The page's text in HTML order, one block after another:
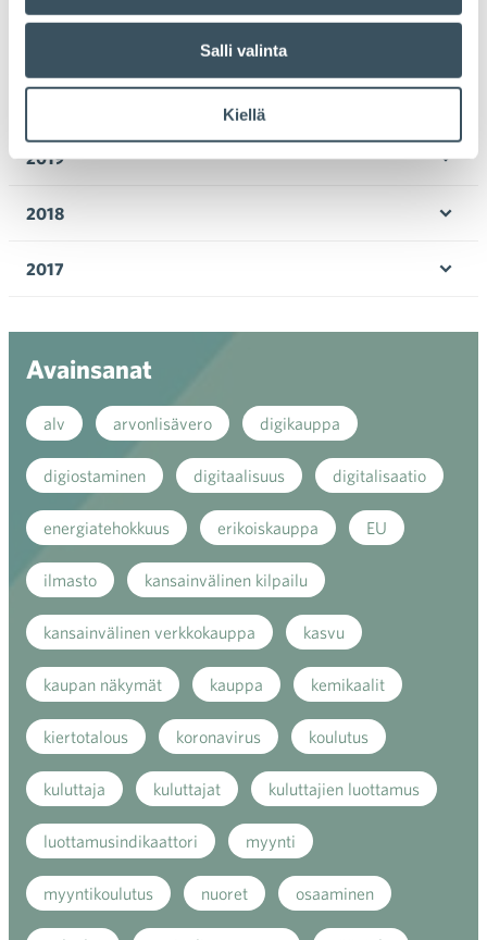
Salli valinta
Kiellä
2019
2018
2017
Avainsanat
alv arvonlisävero digikauppa
digiostaminen digitaalisuus digitalisaatio
energiatehokkuus erikoiskauppa EU
ilmasto kansainvälinen kilpailu
kansainvälinen verkkokauppa kasvu
kaupan näkymät kauppa kemikaalit
kiertotalous koronavirus koulutus
kuluttaja kuluttajat kuluttajien luottamus
luottamusindikaattori myynti
myyntikoulutus nuoret osaaminen